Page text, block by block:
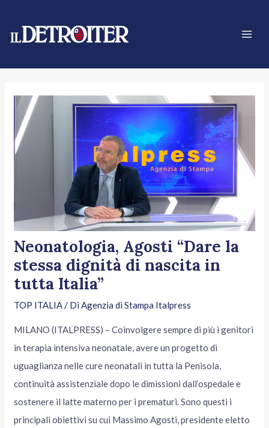
contenuto
Neonatologia, Agosti “Dare la
stessa dignità di nascita in
tutta Italia”
TOP ITALIA/ DiAgenzia di Stampa Italpress
MILANO (ITALPRESS) – Coinvolgere sempre di più i genitori
in terapia intensiva neonatale, avere un progetto di
uguaglianza nelle cure neonatali in tutta la Penisola,
continuità assistenziale dopo le dimissioni dall’ospedale e
sostenere il latte materno per i prematuri. Sono questi i
principali obiettivi su cui Massimo Agosti, presidente eletto
articoli